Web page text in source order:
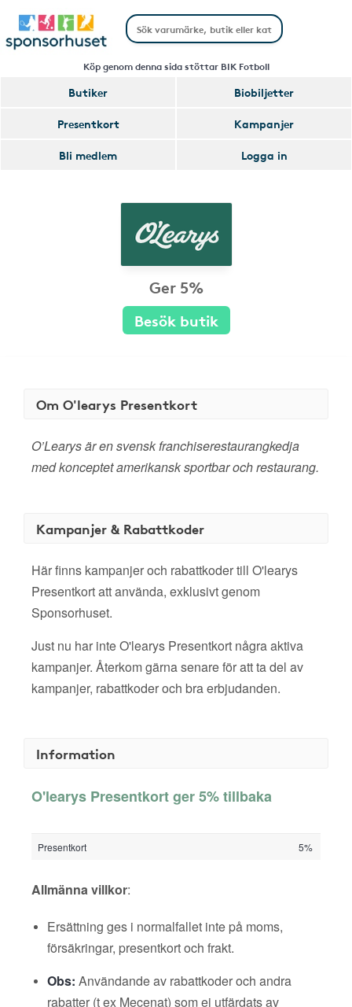
Köp genom denna sida stöttar BIK Fotboll
Butiker
Biobiljetter
Presentkort
Kampanjer
Bli medlem
Logga in
Ger 5%
Besök butik
Om O'learys Presentkort
O’Learys är en svensk franchiserestaurangkedja
med konceptet amerikansk sportbar och restaurang.
Kampanjer & Rabattkoder
Här finns kampanjer och rabattkoder till O'learys
Presentkort att använda, exklusivt genom
Sponsorhuset.
Just nu har inte O'learys Presentkort några aktiva
kampanjer. Återkom gärna senare för att ta del av
kampanjer, rabattkoder och bra erbjudanden.
Information
O'learys Presentkort ger 5% tillbaka
Presentkort 5%
Allmänna villkor:
Ersättning ges i normalfallet inte på moms,
försäkringar, presentkort och frakt.
Obs: Användande av rabattkoder och andra
rabatter (t ex Mecenat) som ej utfärdats av